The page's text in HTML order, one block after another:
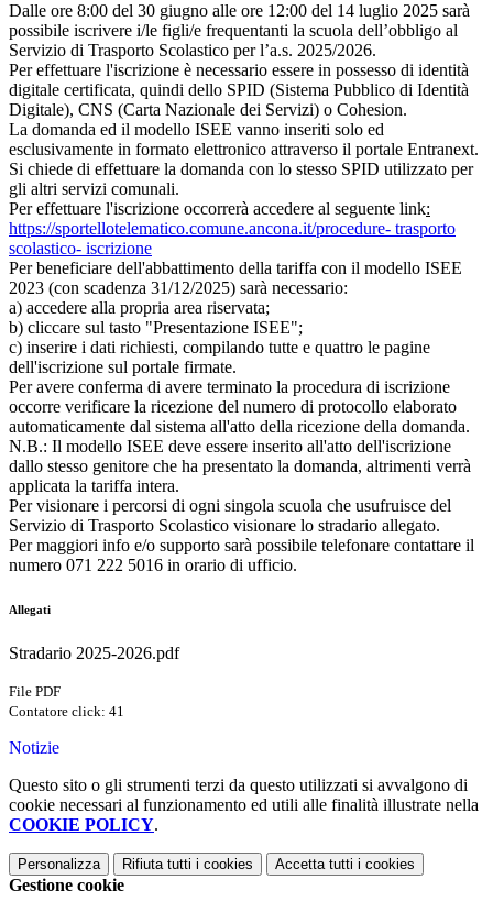
Dalle ore 8:00 del 30 giugno alle ore 12:00 del 14 luglio 2025 sarà
possibile iscrivere i/le figli/e frequentanti la scuola dell’obbligo al
Servizio di Trasporto Scolastico per l’a.s. 2025/2026.
Per effettuare l'iscrizione è necessario essere in possesso di identità
digitale certificata, quindi dello SPID (Sistema Pubblico di Identità
Digitale), CNS (Carta Nazionale dei Servizi) o Cohesion.
La domanda ed il modello ISEE vanno inseriti solo ed
esclusivamente in formato elettronico attraverso il portale Entranext.
Si chiede di effettuare la domanda con lo stesso SPID utilizzato per
gli altri servizi comunali.
Per effettuare l'iscrizione occorrerà accedere al seguente link:
https://sportellotelematico.comune.ancona.it/procedure- trasporto
scolastico- iscrizione
Per beneficiare dell'abbattimento della tariffa con il modello ISEE
2023 (con scadenza 31/12/2025) sarà necessario:
a) accedere alla propria area riservata;
b) cliccare sul tasto "Presentazione ISEE";
c) inserire i dati richiesti, compilando tutte e quattro le pagine
dell'iscrizione sul portale firmate.
Per avere conferma di avere terminato la procedura di iscrizione
occorre verificare la ricezione del numero di protocollo elaborato
automaticamente dal sistema all'atto della ricezione della domanda.
N.B.: Il modello ISEE deve essere inserito all'atto dell'iscrizione
dallo stesso genitore che ha presentato la domanda, altrimenti verrà
applicata la tariffa intera.
Per visionare i percorsi di ogni singola scuola che usufruisce del
Servizio di Trasporto Scolastico visionare lo stradario allegato.
Per maggiori info e/o supporto sarà possibile telefonare contattare il
numero 071 222 5016 in orario di ufficio.
Allegati
Stradario 2025-2026.pdf
File PDF
Contatore click: 41
Notizie
Questo sito o gli strumenti terzi da questo utilizzati si avvalgono di
cookie necessari al funzionamento ed utili alle finalità illustrate nella
COOKIE POLICY.
Personalizza Rifiuta tutti i cookies Accetta tutti i cookies
Gestione cookie